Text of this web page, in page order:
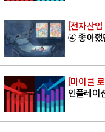
[전자산
④ 좋아했
[마이클
인플레이